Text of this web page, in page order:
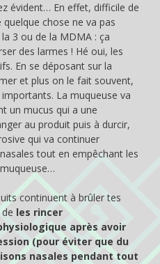
évident… En effet, difficile de
chose ne va pas
3 ou de la MDMA : ça
des larmes ! Hé oui, les
En se déposant sur la
et plus on le fait souvent,
La muqueuse va
un mucus qui a une
au produit puis à durcir,
qui va continuer
tout en empêchant les
continuent à brûler tes
les rincer
après avoir
(pour éviter que du
nasales pendant tout